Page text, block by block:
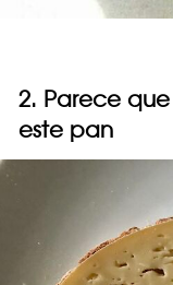
2. Parece
este pan